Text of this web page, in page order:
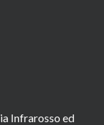
Infrarosso ed